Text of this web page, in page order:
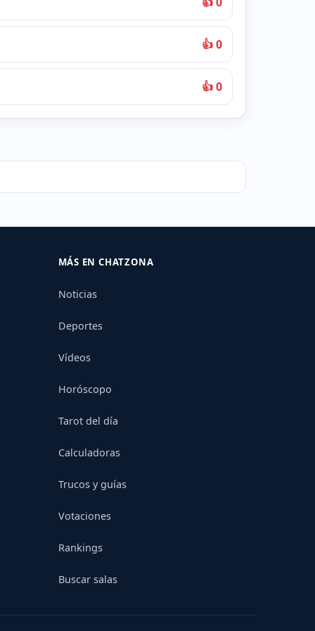
👍 0
👍 0
MÁS EN CHATZONA
Noticias
Deportes
Vídeos
Horóscopo
Tarot del día
Calculadoras
Trucos y guías
Votaciones
Rankings
Buscar salas